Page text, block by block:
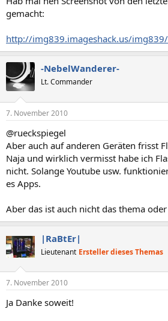
gemacht:
http://img839.imageshack.us/
-NebelWanderer-
Lt. Commander
7. November 2010
@rueckspiegel
Aber auch auf anderen Geräten frisst
Naja und wirklich vermisst habe ich
nicht. Solange Youtube usw.
es Apps.
Aber das ist auch nicht das thema oder
|RaBtEr|
Lieutenant Ersteller dieses Themas
7. November 2010
Ja Danke soweit!